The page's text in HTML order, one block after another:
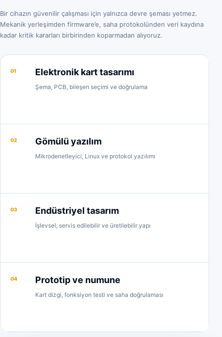
Bir cihazın güvenilir çalışması için yalnızca devre şeması yetmez.
Mekanik yerleşimden firmware’e, saha protokolünden veri kaydına
kadar kritik kararları birbirinden koparmadan alıyoruz.
01 Elektronik kart tasarımı
Şema, PCB, bileşen seçimi ve doğrulama
02 Gömülü yazılım
Mikrodenetleyici, Linux ve protokol yazılımı
03 Endüstriyel tasarım
İşlevsel, servis edilebilir ve üretilebilir yapı
04 Prototip ve numune
Kart dizgi, fonksiyon testi ve saha doğrulaması